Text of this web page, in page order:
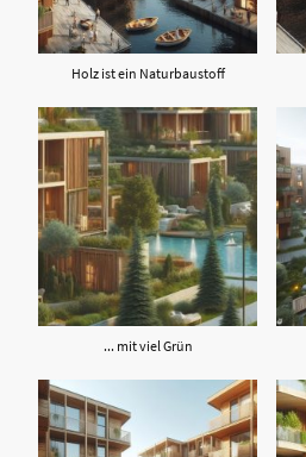
Holz ist ein Naturbaustoff
... mit viel Grün